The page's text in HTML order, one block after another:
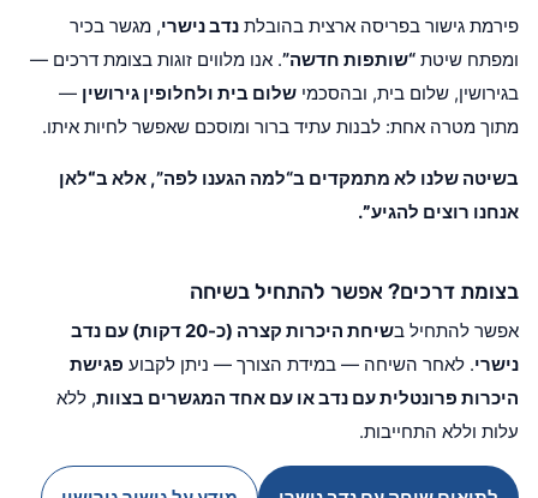
פירמת גישור בפריסה ארצית בהובלת נדב נישרי, מגשר בכיר
ומפתח שיטת “שותפות חדשה”. אנו מלווים זוגות בצומת דרכים —
בגירושין, שלום בית, ובהסכמי שלום בית ולחלופין גירושין —
מתוך מטרה אחת: לבנות עתיד ברור ומוסכם שאפשר לחיות איתו.
בשיטה שלנו לא מתמקדים ב“למה הגענו לפה”, אלא ב“לאן
אנחנו רוצים להגיע”.
בצומת דרכים? אפשר להתחיל בשיחה
אפשר להתחיל ב
שיחת היכרות קצרה (כ-20 דקות) עם נדב
נישרי. לאחר השיחה — במידת הצורך — ניתן לקבוע פגישת
היכרות פרונטלית עם נדב או עם אחד המגשרים בצוות, ללא
עלות וללא התחייבות.